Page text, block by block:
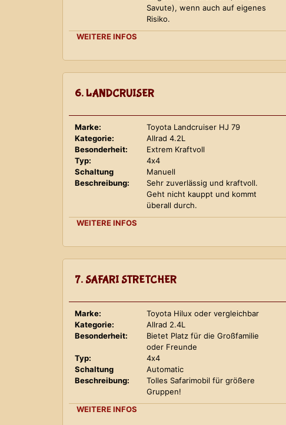
Savute), wenn auch auf eigenes
Risiko.
WEITERE INFOS
6. LANDCRUISER
Marke:
Toyota Landcruiser HJ 79
Kategorie:
Allrad 4.2L
Besonderheit:
Extrem Kraftvoll
Typ:
4x4
Schaltung
Manuell
Beschreibung:
Sehr zuverlässig und kraftvoll.
Geht nicht kauppt und kommt
überall durch.
WEITERE INFOS
7. SAFARI STRETCHER
Marke:
Toyota Hilux oder vergleichbar
Kategorie:
Allrad 2.4L
Besonderheit:
Bietet Platz für die Großfamilie
oder Freunde
Typ:
4x4
Schaltung
Automatic
Beschreibung:
Tolles Safarimobil für größere
Gruppen!
WEITERE INFOS